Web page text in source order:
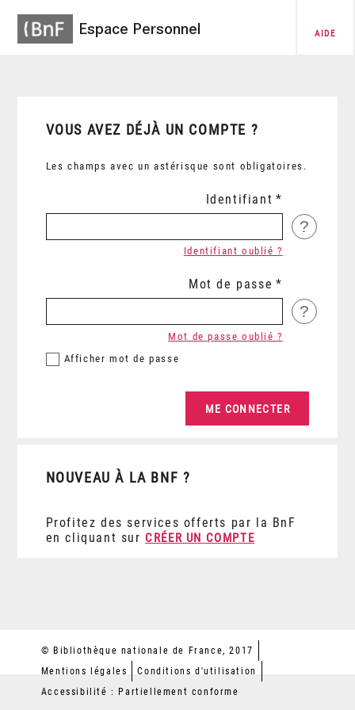
Espace Personnel AIDE
VOUS AVEZ DÉJÀ UN COMPTE ?
Les champs avec un astérisque sont obligatoires.
Identifiant
?
Identifiant oublié ?
Mot de passe
?
Afficher mot de passe
Mot de passe oublié ?
NOUVEAU À LA BNF ?
Profitez des services offerts par la BnF
en cliquant sur CRÉER UN COMPTE
© Bibliothèque nationale de France, 2017
Mentions légales
Conditions d'utilisation
Accessibilité : Partiellement conforme